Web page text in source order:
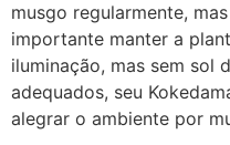
musgo regularmente,
importante manter a
iluminação, mas sem sol
adequados, seu
alegrar o ambiente por